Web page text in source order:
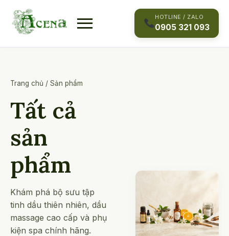
content
HOTLINE / ZALO
0905 321 093
Trang chủ / Sản phẩm
Tất cả
sản
phẩm
Khám phá bộ sưu tập
tinh dầu thiên nhiên, dầu
massage cao cấp và phụ
kiện spa chính hãng.